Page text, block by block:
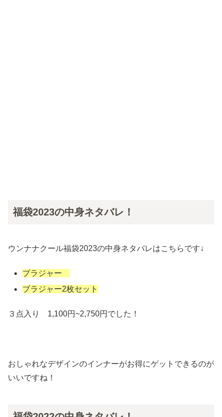
福袋2023の中身ネタバレ！
ウンナナクール福袋2023の中身ネタバレはこちらです↓
ブラジャー
ブラジャー2枚セット
３点入り 1,100円~2,750円でした！
おしゃれなデザインのインナーがお得にゲットできるのが
いいですね！